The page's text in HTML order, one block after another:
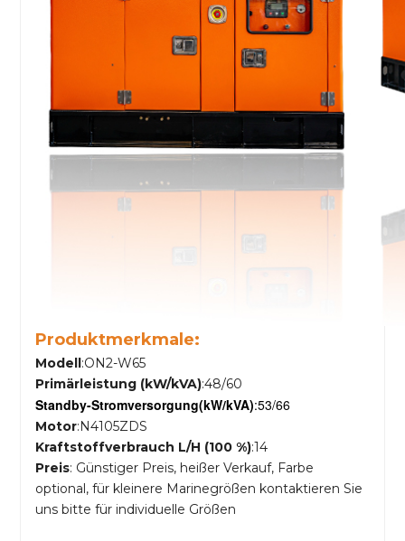
Produktmerkmale:
Modell:ON2-W65
Primärleistung (kW/kVA):48/60
Standby-Stromversorgung(kW/kVA):53/66
Motor:N4105ZDS
Kraftstoffverbrauch L/H (100 %):14
Preis: Günstiger Preis, heißer Verkauf, Farbe
optional, für kleinere Marinegrößen kontaktieren Sie
uns bitte für individuelle Größen